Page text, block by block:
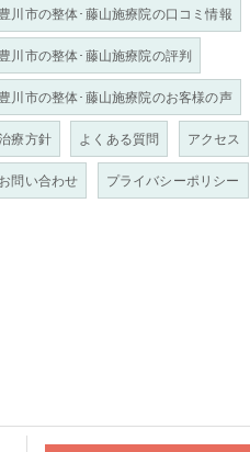
豊川市の整体･藤山施療院の口コミ情報
豊川市の整体･藤山施療院の評判
豊川市の整体･藤山施療院のお客様の声
療方針 よくある質問 アクセス
お問い合わせ プライバシーポリシー